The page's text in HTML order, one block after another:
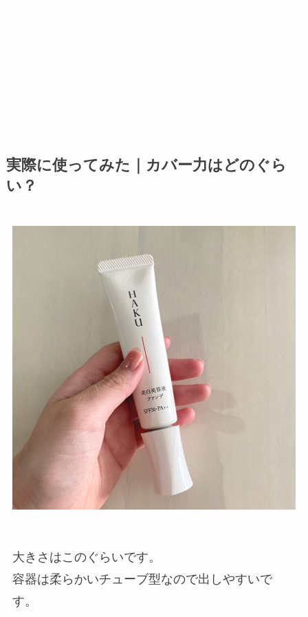
実際に使ってみた｜カバー力はどのぐら
い？
大きさはこのぐらいです。
容器は柔らかいチューブ型なので出しやすいで
す。